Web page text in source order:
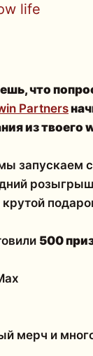
life
что
Partners
из твоего
запускаем
500
мерч и